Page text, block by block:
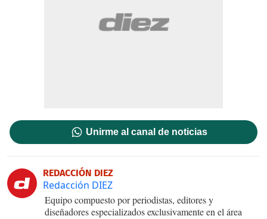
Unirme al canal de noticias
REDACCIÓN DIEZ
Redacción DIEZ
Equipo compuesto por periodistas, editores y
diseñadores especializados exclusivamente en el área